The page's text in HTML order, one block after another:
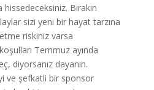
Bırakın
sizi yeni bir hayat tarzına
riskiniz varsa
Temmuz ayında
diyorsanız dayanın.
ve şefkatli bir sponsor